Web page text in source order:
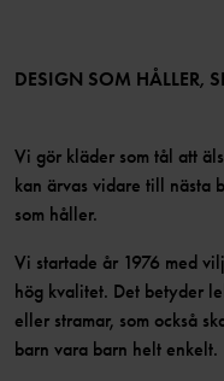
Bli medlem
DESIGN SOM HÅLLER,
Vi gör kläder som tål att
kan ärvas vidare till nästa
som håller.
Vi startade år 1976 med
hög kvalitet. Det betyder
eller stramar, som också
barn vara barn helt enkelt.